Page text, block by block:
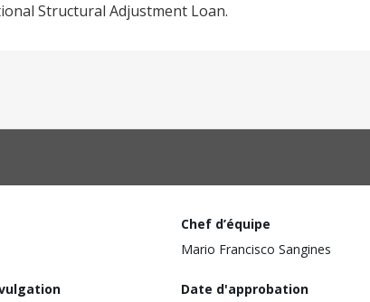
Structural Adjustment Loan.
Chef d’équipe
Mario Francisco Sangines
Date d'approbation